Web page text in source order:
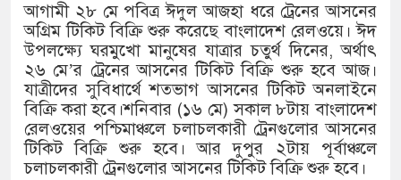
গুলশান থেকে সাবেক মন্ত্রী লতিফ
‘স্কুটি নাকি গোল্ড?’
এর ফ্রিডম ব্র্যান্ড, বাড়ল ক্যাম্পেইনের
সংবিধান অনুযায়ী যথাসময়ে
১৫২২ পুলিশ সদস্যকে চাকরিতে
আগামী ২৮ মে পবিত্র ঈদুল আজহা ধরে ট্রেনের আসনের
অগ্রিম টিকিট বিক্রি শুরু করেছে বাংলাদেশ রেলওয়ে। ঈদ
উপলক্ষ্যে ঘরমুখো মানুষের যাত্রার চতুর্থ দিনের, অর্থাৎ
২৬ মে’র ট্রেনের আসনের টিকিট বিক্রি শুরু হবে আজ।
যাত্রীদের সুবিধার্থে শতভাগ আসনের টিকিট অনলাইনে
বিক্রি করা হবে।শনিবার (১৬ মে) সকাল ৮টায় বাংলাদেশ
রেলওয়ের পশ্চিমাঞ্চলে চলাচলকারী ট্রেনগুলোর আসনের
টিকিট বিক্রি শুরু হবে। আর দুপুর ২টায় পূর্বাঞ্চলে
চলাচলকারী ট্রেনগুলোর আসনের টিকিট বিক্রি শুরু হবে।